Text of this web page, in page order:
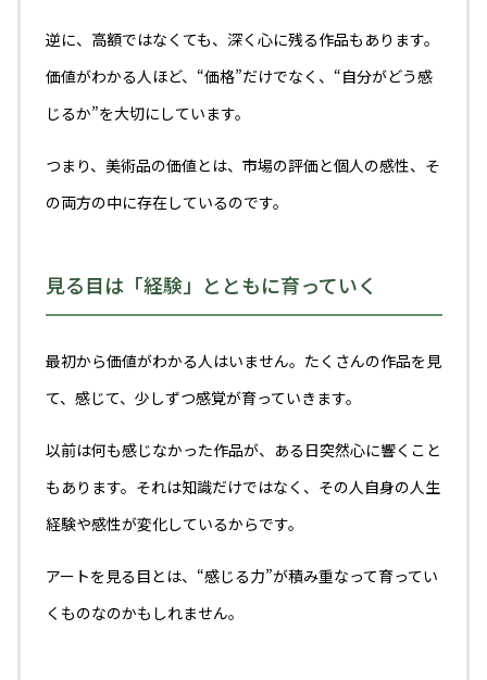
逆に、高額ではなくても、深く心に残る作品もあります。
価値がわかる人ほど、“価格”だけでなく、“自分がどう感
じるか”を大切にしています。
つまり、美術品の価値とは、市場の評価と個人の感性、そ
の両方の中に存在しているのです。
見る目は「経験」とともに育っていく
最初から価値がわかる人はいません。たくさんの作品を見
て、感じて、少しずつ感覚が育っていきます。
以前は何も感じなかった作品が、ある日突然心に響くこと
もあります。それは知識だけではなく、その人自身の人生
経験や感性が変化しているからです。
アートを見る目とは、“感じる力”が積み重なって育ってい
くものなのかもしれません。